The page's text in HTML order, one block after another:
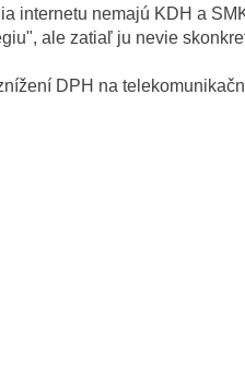
internetu nemajú KDH a
ale zatiaľ ju nevie
DPH na